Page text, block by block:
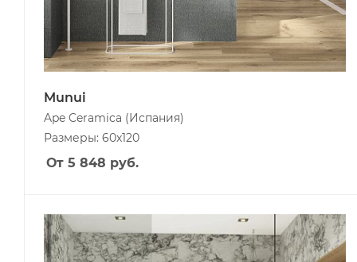
Munui
Ape Ceramica (Испания)
Размеры: 60x120
От 5 848 руб.